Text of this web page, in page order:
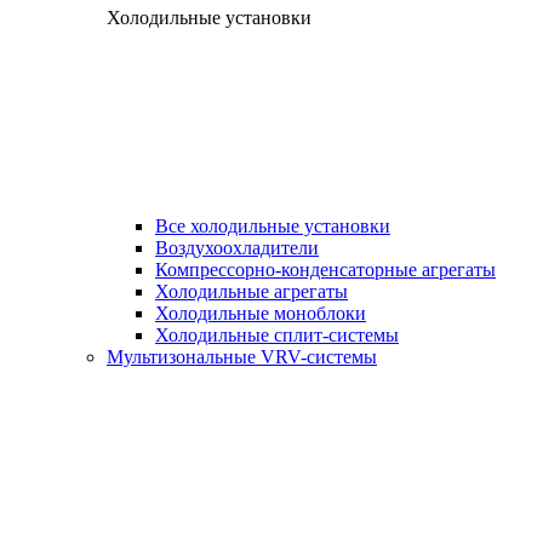
Холодильные установки
Все холодильные установки
Воздухоохладители
Компрессорно-конденсаторные агрегаты
Холодильные агрегаты
Холодильные моноблоки
Холодильные сплит-системы
Мультизональные VRV-системы